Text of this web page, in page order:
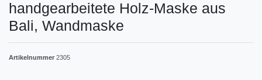
handgearbeitete Holz-Maske aus
Bali, Wandmaske
Artikelnummer 2305